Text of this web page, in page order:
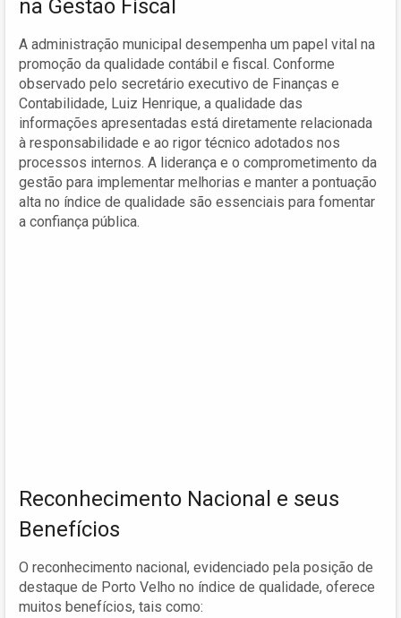
na Gestão Fiscal
A administração municipal desempenha um papel vital na
promoção da qualidade contábil e fiscal. Conforme
observado pelo secretário executivo de Finanças e
Contabilidade, Luiz Henrique, a qualidade das
informações apresentadas está diretamente relacionada
à responsabilidade e ao rigor técnico adotados nos
processos internos. A liderança e o comprometimento da
gestão para implementar melhorias e manter a pontuação
alta no índice de qualidade são essenciais para fomentar
a confiança pública.
Reconhecimento Nacional e seus
Benefícios
O reconhecimento nacional, evidenciado pela posição de
destaque de Porto Velho no índice de qualidade, oferece
muitos benefícios, tais como: